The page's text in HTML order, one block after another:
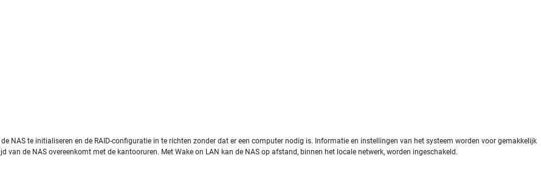
NAS te initialiseren en de RAID-configuratie in te richten zonder dat er een computer nodig is. Informatie en instellingen van het systeem worden voor gemakkelijk
de NAS overeenkomt met de kantooruren. Met Wake on LAN kan de NAS op afstand, binnen het locale netwerk, worden ingeschakeld.